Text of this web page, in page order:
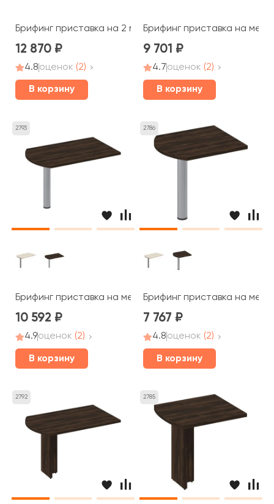
Брифинг приставка на 2 металлических опорах
12 870
4.8оценок (2)
В корзину
Брифинг приставка на
9 701
4.7оценок (2)
В корзину
2793
Брифинг приставка на металлической опоре
10 592
4.9оценок (2)
В корзину
2786
Брифинг приставка на
7 767
4.8оценок (2)
В корзину
2792 2785